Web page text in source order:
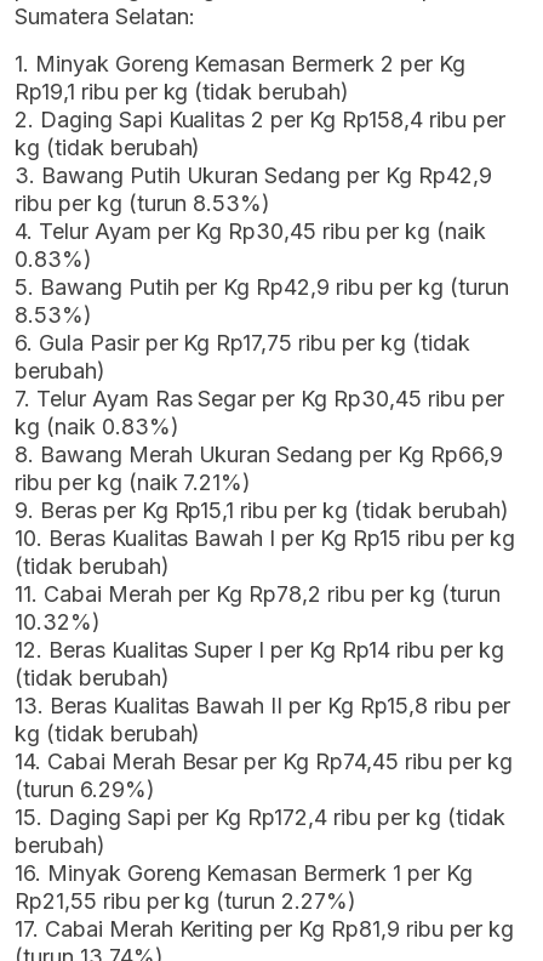
Sumatera Selatan:
1. Minyak Goreng Kemasan Bermerk 2 per Kg
Rp19,1 ribu per kg (tidak berubah)
2. Daging Sapi Kualitas 2 per Kg Rp158,4 ribu per
kg (tidak berubah)
3. Bawang Putih Ukuran Sedang per Kg Rp42,9
ribu per kg (turun 8.53%)
4. Telur Ayam per Kg Rp30,45 ribu per kg (naik
0.83%)
5. Bawang Putih per Kg Rp42,9 ribu per kg (turun
8.53%)
6. Gula Pasir per Kg Rp17,75 ribu per kg (tidak
berubah)
7. Telur Ayam Ras Segar per Kg Rp30,45 ribu per
kg (naik 0.83%)
8. Bawang Merah Ukuran Sedang per Kg Rp66,9
ribu per kg (naik 7.21%)
9. Beras per Kg Rp15,1 ribu per kg (tidak berubah)
10. Beras Kualitas Bawah I per Kg Rp15 ribu per kg
(tidak berubah)
11. Cabai Merah per Kg Rp78,2 ribu per kg (turun
10.32%)
12. Beras Kualitas Super I per Kg Rp14 ribu per kg
(tidak berubah)
13. Beras Kualitas Bawah II per Kg Rp15,8 ribu per
kg (tidak berubah)
14. Cabai Merah Besar per Kg Rp74,45 ribu per kg
(turun 6.29%)
15. Daging Sapi per Kg Rp172,4 ribu per kg (tidak
berubah)
16. Minyak Goreng Kemasan Bermerk 1 per Kg
Rp21,55 ribu per kg (turun 2.27%)
17. Cabai Merah Keriting per Kg Rp81,9 ribu per kg